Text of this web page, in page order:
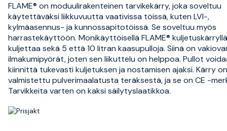
FLAME® on moduulirakenteinen tarvikekärry, joka soveltuu
käytettäväksi liikkuvuutta vaativissa töissä, kuten LVI-,
kylmäasennus- ja kunnossapitotöissä. Se soveltuu myös
harrastekäyttöön. Monikäyttöisellä FLAME®
kuljettaa sekä 5 että 10 litran kaasupulloja. Siinä on
ilmakumipyörät, joten sen liikuttelu on helppoa. Pullot
kiinnittä tukevasti kuljetuksen ja nostamisen ajaksi. Kärry on
valmistettu pulverimaalatusta teräksestä, ja se on CE -
Tarvikkeita varten on kaksi säilytyslaatikkoa.